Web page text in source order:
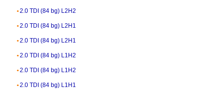
2.0 TDI (84 bg) L2H2
2.0 TDI (84 bg) L2H1
2.0 TDI (84 bg) L2H1
2.0 TDI (84 bg) L1H2
2.0 TDI (84 bg) L1H2
2.0 TDI (84 bg) L1H1